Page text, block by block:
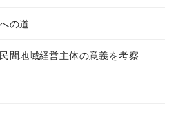
の道
間地域経営主体の意義を考察